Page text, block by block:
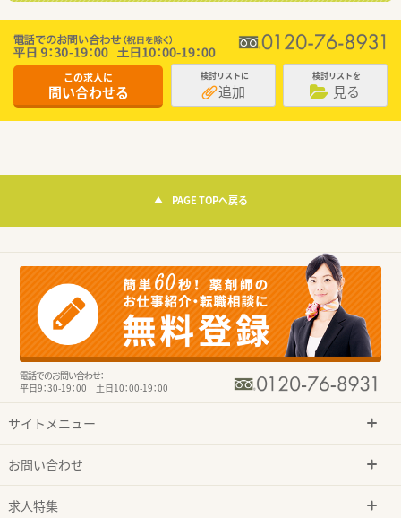
この求人に
問い合わせる
検討リストに
追加
検討リストを
見る
PAGE TOPへ戻る
電話でのお問い合わせ：
平日9：30-19：00 土日10：00-19：00
サイトメニュー
お問い合わせ
求人特集